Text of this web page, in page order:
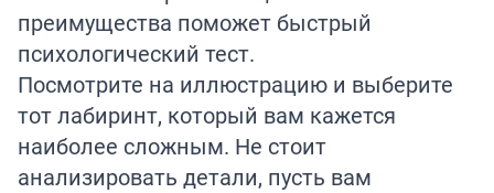
преимущества поможет быстрый
психологический тест.
Посмотрите на иллюстрацию и выберите
тот лабиринт, который вам кажется
наиболее сложным. Не стоит
анализировать детали, пусть вам